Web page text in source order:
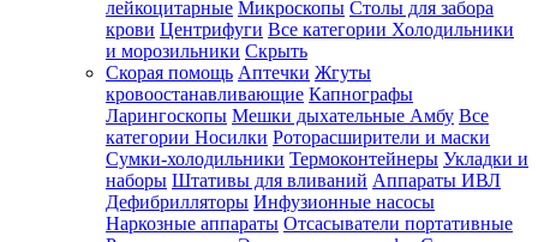
лейкоцитарные Микроскопы Столы для забора
крови Центрифуги Все категории Холодильники
и морозильники Скрыть
Скорая помощь Аптечки Жгуты
кровоостанавливающие Капнографы
Ларингоскопы Мешки дыхательные Амбу Все
категории Носилки Роторасширители и маски
Сумки-холодильники Термоконтейнеры Укладки и
наборы Штативы для вливаний Аппараты ИВЛ
Дефибрилляторы Инфузионные насосы
Наркозные аппараты Отсасыватели портативные